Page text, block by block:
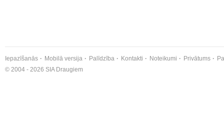
Iepazīšanās Mobilā versija Palīdzība Kontakti Noteikumi Privātums
© 2004 - 2026 SIA Draugiem